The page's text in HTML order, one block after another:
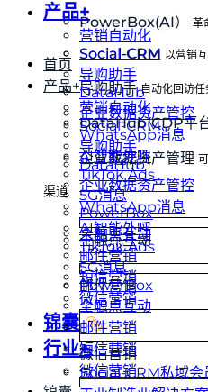
PowerBox(AI） 革
Social-CRM 以营销
导购助手 ⾃动化回访
DataHub(CDP平
企业数据资产管理
渠道
全触点互动
邮件营销
微信营销
产品+
营销自动化
Social-CRM
导购助手
DataHub
企业数据资产管控
WhatsApp消息
AI智能外呼
TikTok Ads
5G消息
PowerBox
全触点互动
邮件营销
短信营销
微信营销
锦囊
行业+
Social-CRM私域会
首页
产品+
营销自动化
Social-CRM
导购助手
DataHub
企业数据资产管控
WhatsApp消息
AI智能外呼
TikTok Ads
5G消息
PowerBox
全触点互动
邮件营销
短信营销
微信营销